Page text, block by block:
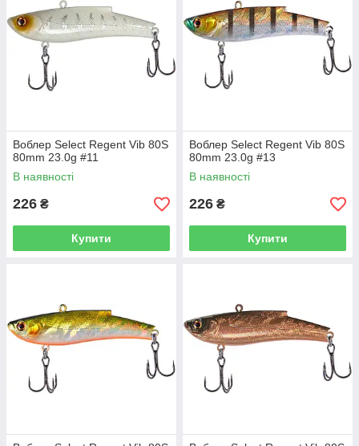
Воблер Select Regent Vib 80S
80mm 23.0g #11
В наявності
226 ₴
Купити
Воблер Select Regent Vib 80S
80mm 23.0g #13
В наявності
226 ₴
Купити